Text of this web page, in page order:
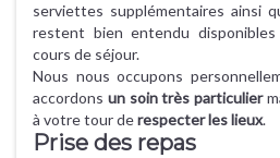
serviettes supplémentaires ainsi
restent bien entendu
cours de séjour.
Nous nous occupons
accordons un soin très particulier
à votre tour derespecter les lieux.
Prise des repas